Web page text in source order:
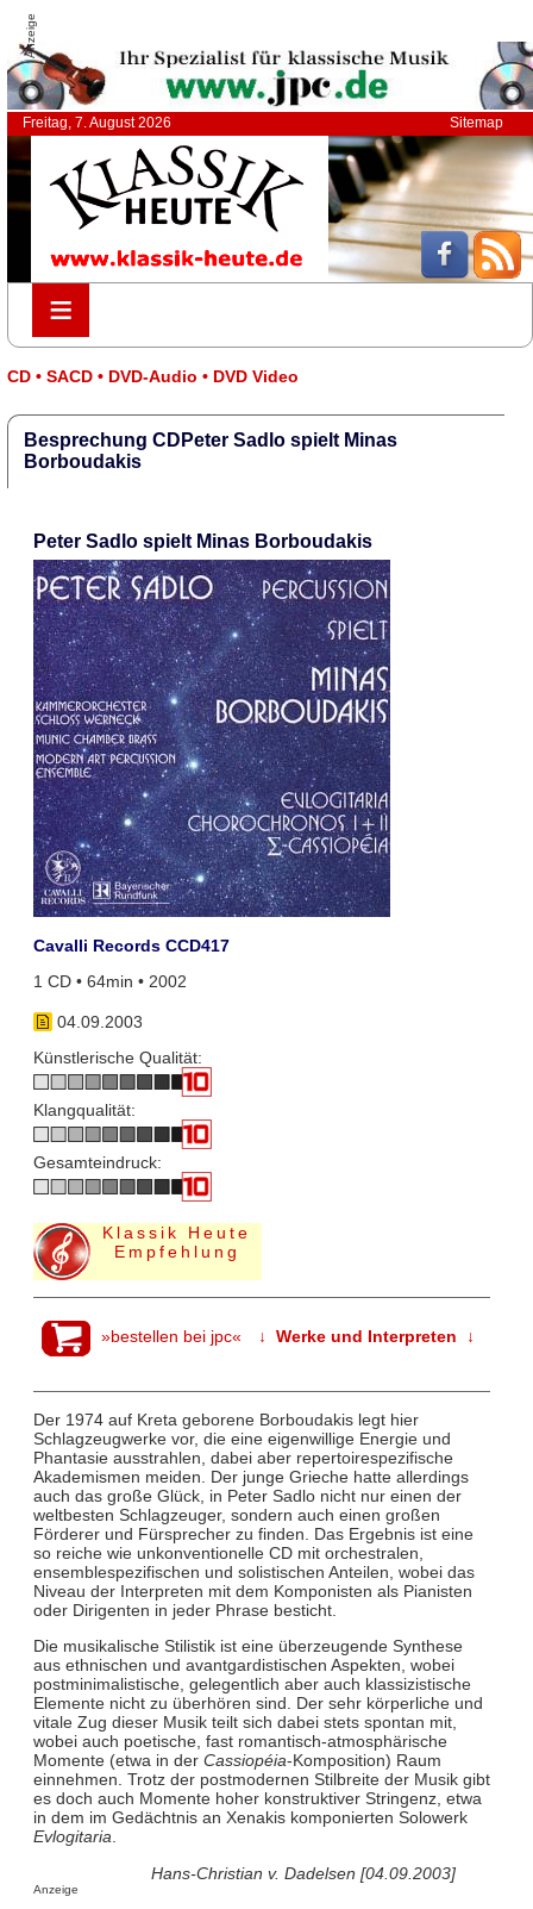
Anzeige
Freitag, 7. August 2026 Sitemap
≡
≡
CD • SACD • DVD-Audio • DVD Video
Besprechung CDPeter Sadlo spielt Minas
Borboudakis
Peter Sadlo spielt Minas Borboudakis
Cavalli Records CCD417
1 CD • 64min • 2002
04.09.2003
Künstlerische Qualität:
Klangqualität:
Gesamteindruck:
Klassik Heute
Empfehlung
»bestellen bei jpc« ↓ Werke und Interpreten ↓
Der 1974 auf Kreta geborene Borboudakis legt hier
Schlagzeugwerke vor, die eine eigenwillige Energie und
Phantasie ausstrahlen, dabei aber repertoirespezifische
Akademismen meiden. Der junge Grieche hatte allerdings
auch das große Glück, in Peter Sadlo nicht nur einen der
weltbesten Schlagzeuger, sondern auch einen großen
Förderer und Fürsprecher zu finden. Das Ergebnis ist eine
so reiche wie unkonventionelle CD mit orchestralen,
ensemblespezifischen und solistischen Anteilen, wobei das
Niveau der Interpreten mit dem Komponisten als Pianisten
oder Dirigenten in jeder Phrase besticht.
Die musikalische Stilistik ist eine überzeugende Synthese
aus ethnischen und avantgardistischen Aspekten, wobei
postminimalistische, gelegentlich aber auch klassizistische
Elemente nicht zu überhören sind. Der sehr körperliche und
vitale Zug dieser Musik teilt sich dabei stets spontan mit,
wobei auch poetische, fast romantisch-atmosphärische
Momente (etwa in der Cassiopéia-Komposition) Raum
einnehmen. Trotz der postmodernen Stilbreite der Musik gibt
es doch auch Momente hoher konstruktiver Stringenz, etwa
in dem im Gedächtnis an Xenakis komponierten Solowerk
Evlogitaria
Hans-Christian v. Dadelsen [04.09.2003]
Anzeige